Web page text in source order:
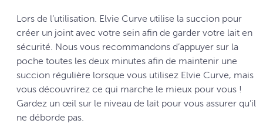
Lors de l’utilisation. Elvie Curve utilise la succion pour
créer un joint avec votre sein afin de garder votre lait en
sécurité. Nous vous recommandons d’appuyer sur la
poche toutes les deux minutes afin de maintenir une
succion régulière lorsque vous utilisez Elvie Curve, mais
vous découvrirez ce qui marche le mieux pour vous !
Gardez un œil sur le niveau de lait pour vous assurer qu’il
ne déborde pas.